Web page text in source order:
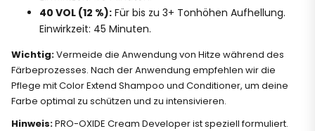
40 VOL (12 %): Für bis zu 3+ Tonhöhen Aufhellung.
Einwirkzeit: 45 Minuten.
Wichtig:Vermeide die Anwendung von Hitze während des
Färbeprozesses. Nach der Anwendung empfehlen wir die
Pflege mit Color Extend Shampoo und Conditioner, um deine
Farbe optimal zu schützen und zu intensivieren.
Hinweis:PRO-OXIDE Cream Developer ist speziell formuliert.